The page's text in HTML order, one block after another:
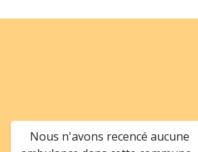
Nous n'avons recencé aucune